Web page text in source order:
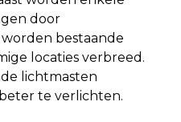
door
bestaande
locaties verbreed.
lichtmasten
te verlichten.